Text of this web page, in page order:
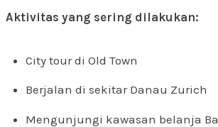
Aktivitas yang sering dilakukan:
City tour di Old Town
Berjalan di sekitar Danau Zurich
Mengunjungi kawasan belanja